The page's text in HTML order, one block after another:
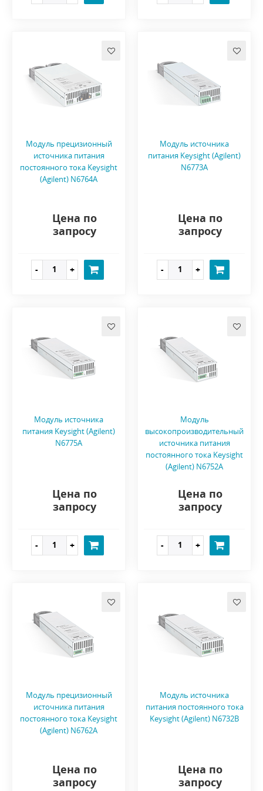
Модуль прецизионный
источника питания
постоянного тока Keysight
(Agilent) N6764A
Цена по
запросу
Модуль источника
питания Keysight (Agilent)
N6773A
Цена по
запросу
Модуль источника
питания Keysight (Agilent)
N6775A
Цена по
запросу
Модуль
высокопроизводительный
источника питания
постоянного тока Keysight
(Agilent) N6752A
Цена по
запросу
Модуль прецизионный
источника питания
постоянного тока Keysight
(Agilent) N6762A
Цена по
запросу
Модуль источника
питания постоянного тока
Keysight (Agilent) N6732B
Цена по
запросу